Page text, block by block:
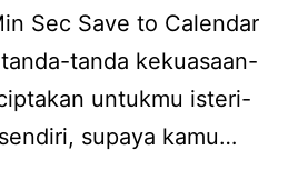
Sec Save to Calendar
tanda kekuasaan-
untukmu isteri-
supaya kamu…